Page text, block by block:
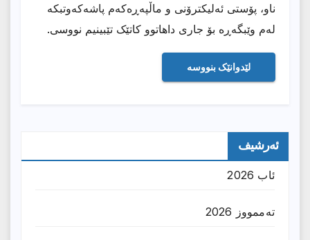
ناو، پۆستی ئەلیکترۆنی و ماڵپەڕەکەم پاشەکەوتبکە
لەم وێبگەڕە بۆ جاری داهاتوو کاتێک تێبینیم نووسی.
ئەرشیف
ئاب 2026
تەممووز 2026